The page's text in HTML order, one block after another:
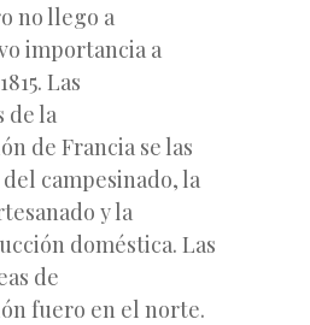
no llego a
importancia a
Las
de la
de Francia se las
campesinado, la
y la
doméstica. Las
de
fuero en el norte.